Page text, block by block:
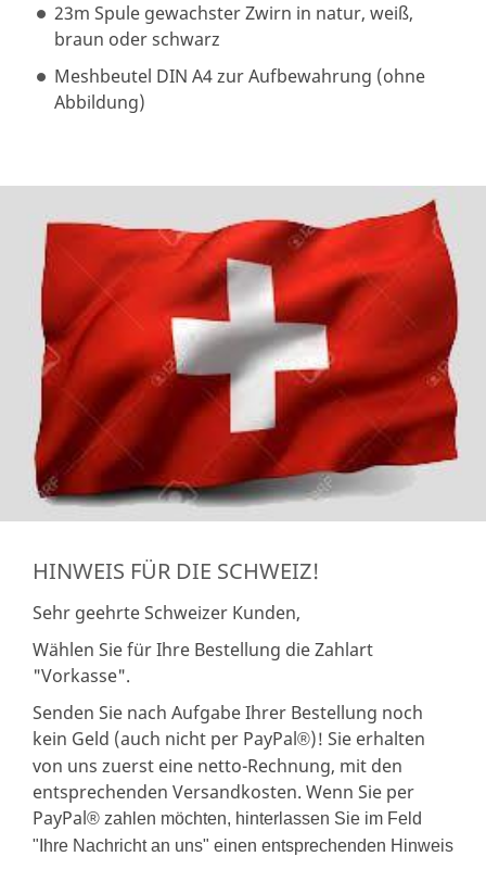
23m Spule gewachster Zwirn in natur, weiß,
braun oder schwarz
Meshbeutel DIN A4 zur Aufbewahrung (ohne
Abbildung)
HINWEIS FÜR DIE SCHWEIZ!
Sehr geehrte Schweizer Kunden,
Wählen Sie für Ihre Bestellung die Zahlart
"Vorkasse".
Senden Sie nach Aufgabe Ihrer Bestellung noch
kein Geld (auch nicht per PayPal®)! Sie erhalten
von uns zuerst eine netto-Rechnung, mit den
entsprechenden Versandkosten. Wenn Sie per
PayPal® zahlen möchten, hinterlassen Sie im Feld
"Ihre Nachricht an uns" einen entsprechenden Hinweis